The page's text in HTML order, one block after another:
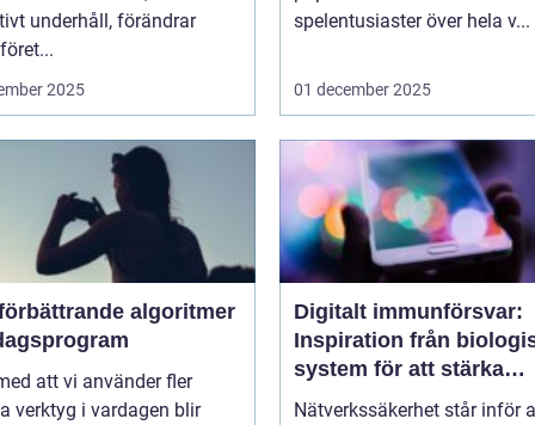
underhåll, förändrar
2025
spelentusiaster över hela v...
01 december 2025
algoritmer
att vi använder fler
verktyg i vardagen blir
Digitalt immunförsvar:
Inspiration från
system för att stärka
nätverkssäkerhet
Nätverkssäkerhet står inför